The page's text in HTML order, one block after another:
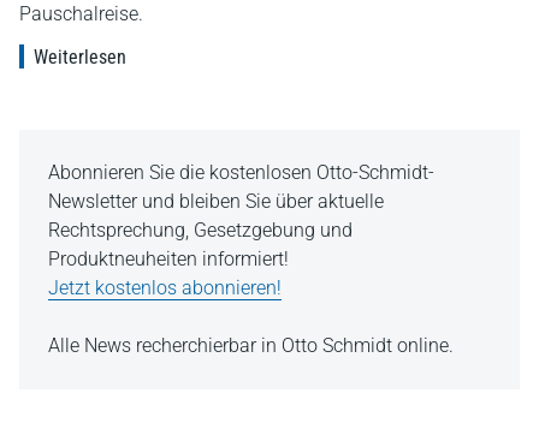
Pauschalreise.
Weiterlesen
Abonnieren Sie die kostenlosen Otto-Schmidt-
Newsletter und bleiben Sie über aktuelle
Rechtsprechung, Gesetzgebung und
Produktneuheiten informiert!
Jetzt kostenlos abonnieren!
Alle News recherchierbar in Otto Schmidt online.